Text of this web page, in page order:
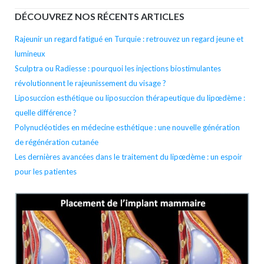
DÉCOUVREZ NOS RÉCENTS ARTICLES
Rajeunir un regard fatigué en Turquie : retrouvez un regard jeune et
lumineux
Sculptra ou Radiesse : pourquoi les injections biostimulantes
révolutionnent le rajeunissement du visage ?
Liposuccion esthétique ou liposuccion thérapeutique du lipœdème :
quelle différence ?
Polynucléotides en médecine esthétique : une nouvelle génération
de régénération cutanée
Les dernières avancées dans le traitement du lipœdème : un espoir
pour les patientes